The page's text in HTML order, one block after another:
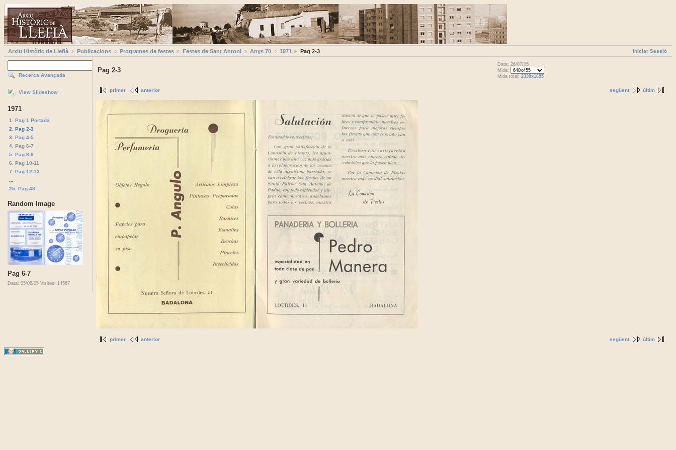
Iniciar Sessió
Arxiu Històric de Llefià Publicacions Programes de festes Festes de Sant Antoni Anys 70 1971 Pag 2-3
Recerca Avançada
View Slideshow
1971
1. Pag 1 Portada
2. Pag 2-3
3. Pag 4-5
4. Pag 6-7
5. Pag 8-9
6. Pag 10-11
7. Pag 12-13
25. Pag 48...
Random Image
Pag 6-7
Data: 05/08/05 Visites: 14567
Pag 2-3
Data: 26/07/05
Mida:
Mida total: 2330x1655
següent últim
primer anterior
següent últim
primer anterior